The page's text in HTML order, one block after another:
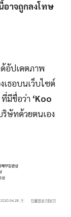
าจถูกลงโทษ
อัปเดตภาพ
เธอบนเว็บไซต์
ที่มีชื่อว่า ‘Koo
ษัทด้วยตนเอง